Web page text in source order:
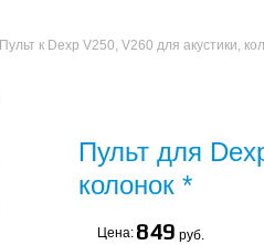
Пульт к Dexp V250, V260 для акустики,
Пульт для
колонок *
Цена: 849 руб.